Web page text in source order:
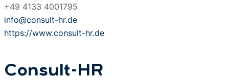
Consult-HR
+49 4133 4001795
info@consult-hr.de
https://www.consult-hr.de